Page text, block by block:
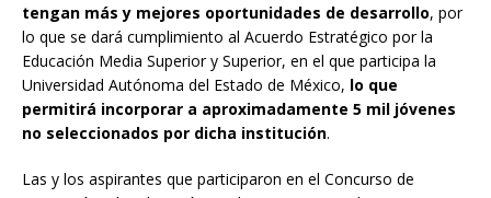
tengan más y mejores oportunidades de desarrollo, por
lo que se dará cumplimiento al Acuerdo Estratégico por la
Educación Media Superior y Superior, en el que participa la
Universidad Autónoma del Estado de México, lo que
permitirá incorporar a aproximadamente 5 mil jóvenes
no seleccionados por dicha institución.
Las y los aspirantes que participaron en el Concurso de